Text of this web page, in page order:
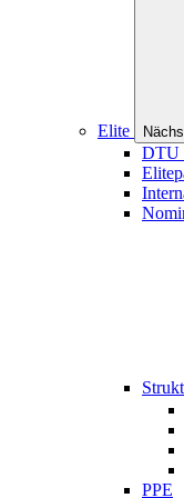
Elite
DTU
PPE